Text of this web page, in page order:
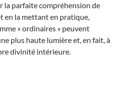
la parfaite compréhension de
en la mettant en pratique,
« ordinaires » peuvent
plus haute lumière et, en fait, à
divinité intérieure.